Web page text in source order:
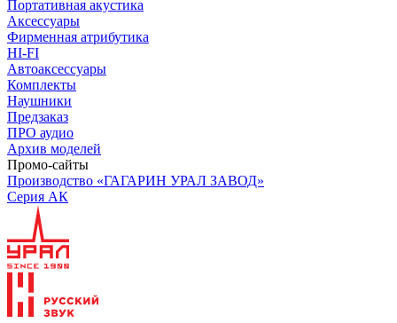
Портативная акустика
Аксессуары
Фирменная атрибутика
HI-FI
Автоаксессуары
Комплекты
Наушники
Предзаказ
ПРО аудио
Архив моделей
Промо-сайты
Производство «ГАГАРИН УРАЛ ЗАВОД»
Серия АК